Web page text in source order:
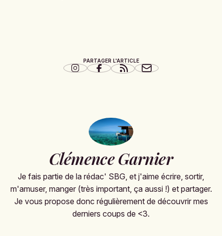
PARTAGER L'ARTICLE
Clémence Garnier
Je fais partie de la rédac' SBG, et j'aime écrire, sortir,
m'amuser, manger (très important, ça aussi !) et partager.
Je vous propose donc régulièrement de découvrir mes
derniers coups de <3.